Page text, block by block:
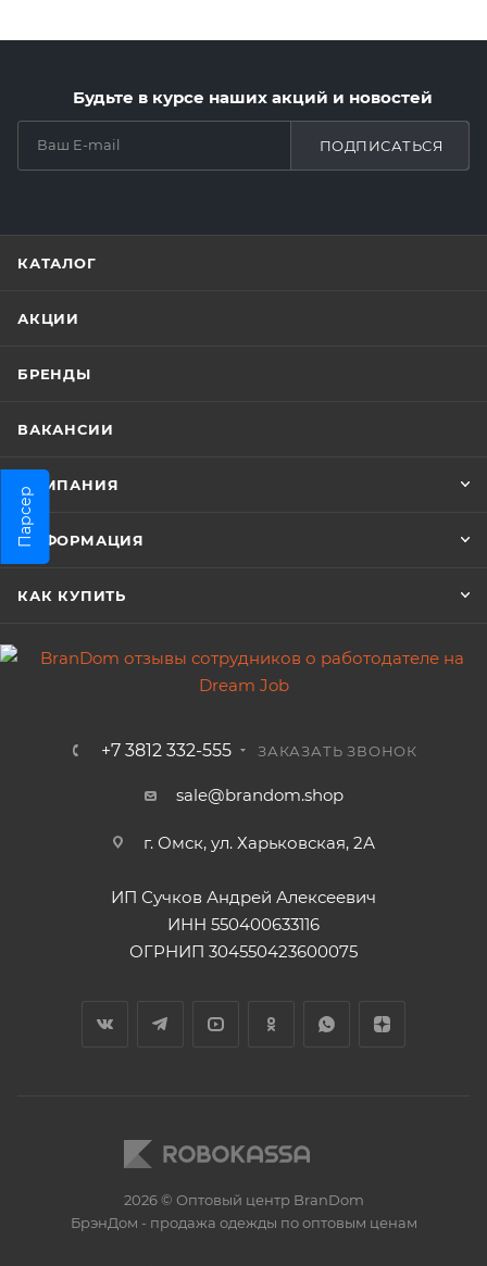
Парсер
Будьте в курсе наших акций и новостей
ПОДПИСАТЬСЯ
КАТАЛОГ
АКЦИИ
БРЕНДЫ
ВАКАНСИИ
КОМПАНИЯ
ИНФОРМАЦИЯ
КАК КУПИТЬ
+7 3812 332-555 ЗАКАЗАТЬ ЗВОНОК
sale@brandom.shop
г. Омск, ул. Харьковская, 2А
ИП Сучков Андрей Алексеевич
ИНН 550400633116
ОГРНИП 304550423600075
2026 © Оптовый центр BranDom
БрэнДом - продажа одежды по оптовым ценам